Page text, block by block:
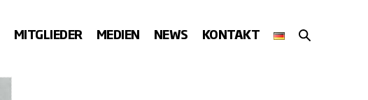
MITGLIEDER MEDIEN NEWS KONTAKT
SUCHE-